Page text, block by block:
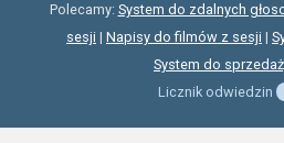
Polecamy: System do zdalnych
sesji | Napisy do filmów z sesji |
System do
Licznik odwiedzin